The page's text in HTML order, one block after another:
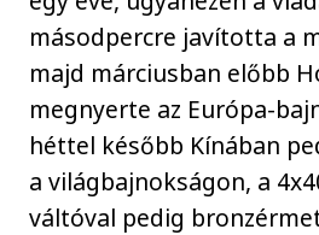
másodpercre javította a
majd márciusban előbb
megnyerte az Európa-
héttel később Kínában
a világbajnokságon, a
váltóval pedig